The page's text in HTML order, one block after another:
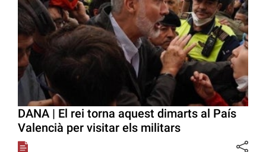
DANA | El rei torna aquest dimarts al País
Valencià per visitar els militars